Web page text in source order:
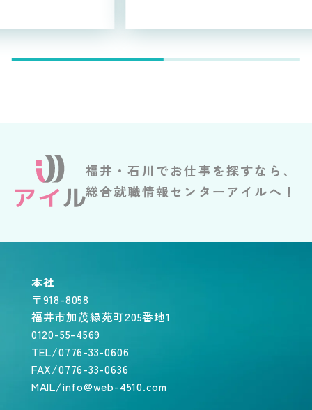
…
福井・石川でお仕事を探すなら、
総合就職情報センターアイルへ！
本社
〒918-8058
福井市加茂緑苑町205番地1
0120-55-4569
TEL/0776-33-0606
FAX/0776-33-0636
MAIL/info@web-4510.com